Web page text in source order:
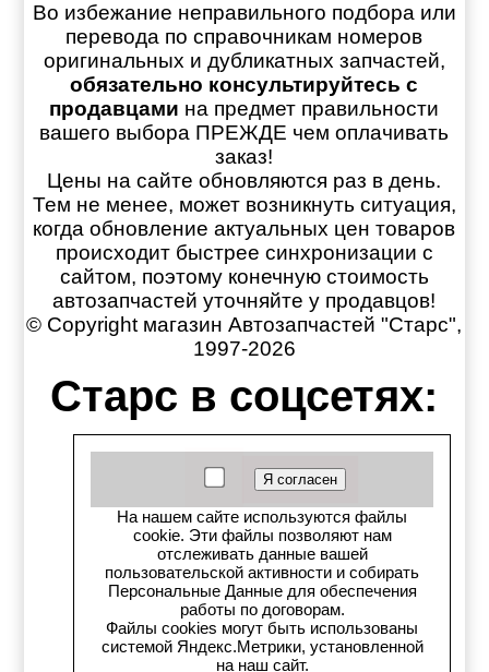
Во избежание неправильного подбора или
перевода по справочникам номеров
оригинальных и дубликатных запчастей,
обязательно консультируйтесь с
продавцами на предмет правильности
вашего выбора ПРЕЖДЕ чем оплачивать
заказ!
Цены на сайте обновляются раз в день.
Тем не менее, может возникнуть ситуация,
когда обновление актуальных цен товаров
происходит быстрее синхронизации с
сайтом, поэтому конечную стоимость
автозапчастей уточняйте у продавцов!
© Copyright магазин Автозапчастей "Старс",
1997-2026
Старс в соцсетях:
Старс вКонтакте
Старс в YouTube
Телеграм-канал
Старс на Drom.ru
Старс в auto.ru
На нашем сайте используются файлы
cookie. Эти файлы позволяют нам
отслеживать данные вашей
пользовательской активности и собирать
Персональные Данные для обеспечения
работы по договорам.
Файлы cookies могут быть использованы
системой Яндекс.Метрики, установленной
на наш сайт.